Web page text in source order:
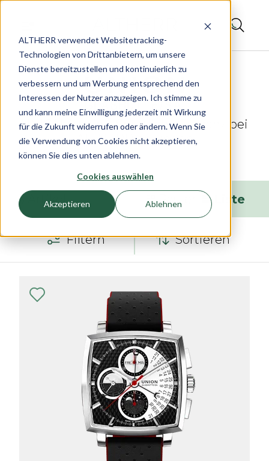
ALTHERR verwendet Websitetracking-
Technologien von Drittanbietern, um unsere
Dienste bereitzustellen und kontinuierlich zu
verbessern und um Werbung entsprechend den
Interessen der Nutzer anzuzeigen. Ich stimme zu
und kann meine Einwilligung jederzeit mit Wirkung
für die Zukunft widerrufen oder ändern. Wenn Sie
die Verwendung von Cookies nicht akzeptieren,
können Sie dies unten ablehnen.
Cookies auswählen
Akzeptieren Ablehnen
UNION Averin – Sportliche Eleganz bei
ALTHERR erkunden
3 Artikel Raster Liste
Filtern Sortieren